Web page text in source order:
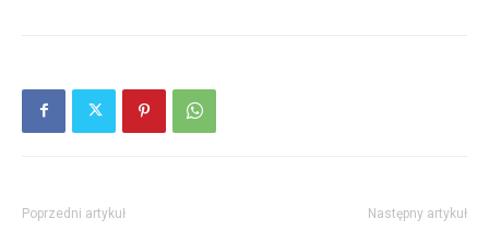
Poprzedni artykuł Następny artykuł